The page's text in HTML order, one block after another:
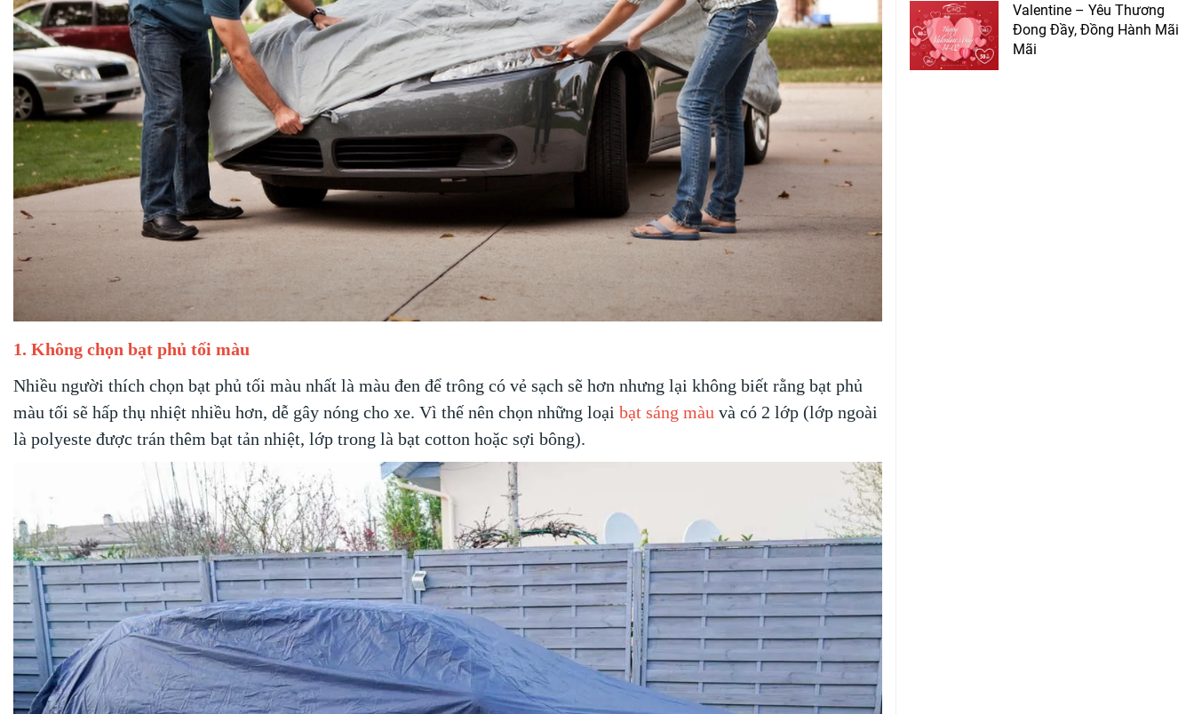
1. Không chọn bạt phủ tối màu
Nhiều người thích chọn bạt phủ tối màu nhất là màu đen để trông có vẻ sạch sẽ hơn nhưng lại không biết rằng bạt phủ
màu tối sẽ hấp thụ nhiệt nhiều hơn, dễ gây nóng cho xe. Vì thế nên chọn những loại bạt sáng màu và có 2 lớp (lớp ngoài
là polyeste được trán thêm bạt tản nhiệt, lớp trong là bạt cotton hoặc sợi bông).
Valentine – Yêu Thương
Đong Đầy, Đồng Hành Mãi
Mãi